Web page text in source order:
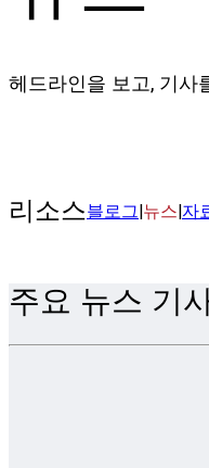
헤드라인을 보고, 기사
리소스블로그|뉴스|자
주요 뉴스 기